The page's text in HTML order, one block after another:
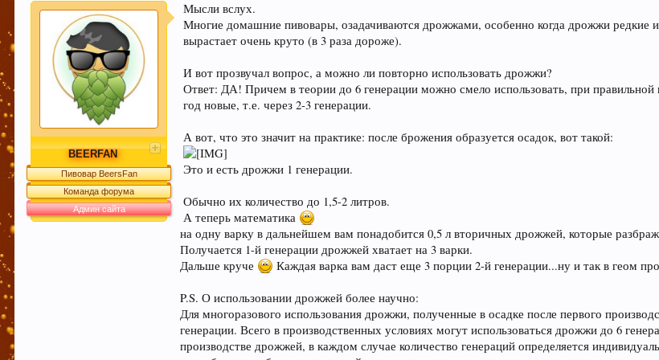
Если Вам нравится наш сайт, форум и интернет-магазин, пожалуйста, поделитесь ссылкой в
:) Спасибо!
Любое общение, которое не по-теме ПРОШУ переносить в
При приеме пива у мужчин выделяется гормон дофамин, отвечающий за чувство
независимо от того, любит ли мужчина напитки этой марки, и даже при отсутствии алкоголя.
Пиво богато антиоксидантами, которые приходят из хмеля и солода, из которых оно состоит.
Пиво содержит витамин В, который помогает нам поддерживать здоровую кожу, нужный
BEERFAN
Пивовар BeersFan
Команда форума
Админ сайта
Мысли вслух.
Многие домашние пивовары, озадачиваются дрожжами, особенно когда дрожжи редкие и
вырастает очень круто (в 3 раза дороже).
И вот прозвучал вопрос, а можно ли повторно использовать дрожжи?
Ответ: ДА! Причем в теории до 6 генерации можно смело использовать, при
год новые, т.е. через 2-3 генерации.
А вот, что это значит на практике: после брожения образуется осадок, вот такой:
Это и есть дрожжи 1 генерации.
Обычно их количество до 1,5-2 литров.
А теперь математика
на одну варку в дальнейшем вам понадобится 0,5 л вторичных дрожжей, которые
Получается 1-й генерации дрожжей хватает на 3 варки.
Дальше круче
Каждая варка вам даст еще 3 порции 2-й генерации...ну и так в геом
P.S. О использовании дрожжей более научно:
Для многоразового использования дрожжи, полученные в осадке после первого
генерации. Всего в производственных условиях могут использоваться дрожжи до 6
производстве дрожжей, в каждом случае количество генераций определяется